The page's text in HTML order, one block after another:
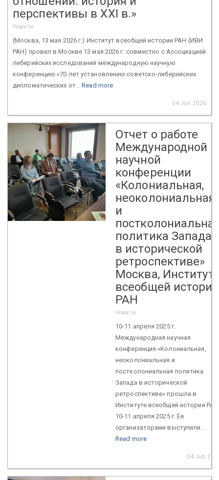
перспективы в XXI в.»
Новости
(Москва, 13 мая 2026 г.) Институт всеобщей истории РАН (ИВИ
РАН) провел в Москве 13 мая 2026 г. совместно с Ассоциацией
либерийских исследований международную научную
конференцию «70 лет установлению советско-либерийских
дипломатических от...Read more
04 Jun 2026
Отчет о работе
Международной
научной
конференции
«Колониальная,
неоколониальная
и
политика Запада
в исторической
ретроспективе»
Москва, Институт
всеобщей истории
РАН
Новости
10-11 апреля 2025 г.
Международная научная
конференция «Колониальная,
неоколониальная и
постколониальная политика
Запада в исторической
ретроспективе» прошла в
Институте всеобщей истории РАН
10-11 апреля 2025 г. Ее
организаторами выступили...
Read more
04 Jun